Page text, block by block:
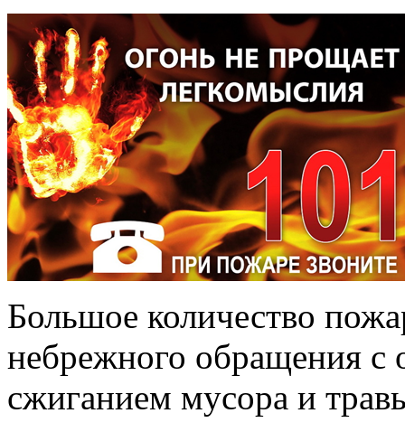
Большое количество
небрежного обращения с
сжиганием мусора и